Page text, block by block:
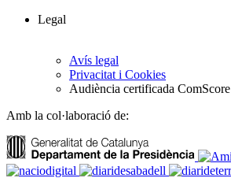
Legal
Avís legal
Privacitat i Cookies
Audiència certificada ComScore
Amb la col·laboració de: